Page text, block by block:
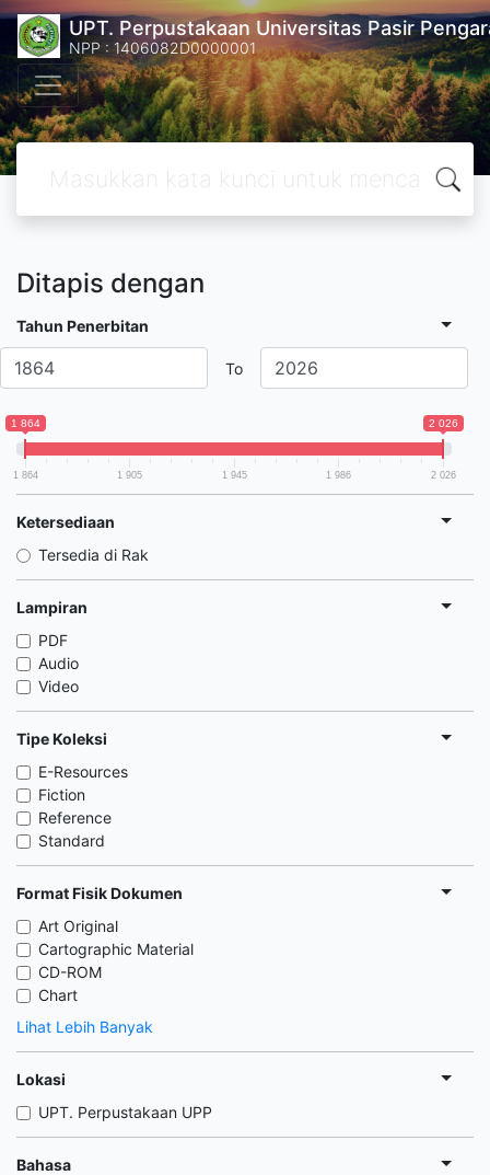
UPT. Perpustakaan Universitas Pasir
NPP : 1406082D0000001
Ditapis dengan
Tahun Penerbitan
To
1 864 2 026
1 864 1 905 1 945 1 986 2 026
Ketersediaan
Tersedia di Rak
Lampiran
PDF
Audio
Video
Tipe Koleksi
E-Resources
Fiction
Reference
Standard
Format Fisik Dokumen
Art Original
Cartographic Material
CD-ROM
Chart
Lihat Lebih Banyak
Lokasi
UPT. Perpustakaan UPP
Bahasa